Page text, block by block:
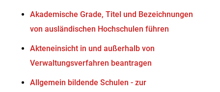
Akademische Grade, Titel und Bezeichnungen
von ausländischen Hochschulen führen
Akteneinsicht in und außerhalb von
Verwaltungsverfahren beantragen
Allgemein bildende Schulen - zur